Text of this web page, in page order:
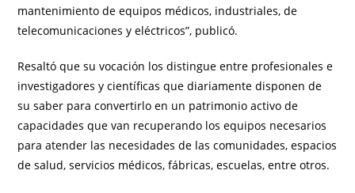
mantenimiento de equipos médicos, industriales, de
telecomunicaciones y eléctricos”, publicó.
Resaltó que su vocación los distingue entre profesionales e
investigadores y científicas que diariamente disponen de
su saber para convertirlo en un patrimonio activo de
capacidades que van recuperando los equipos necesarios
para atender las necesidades de las comunidades, espacios
de salud, servicios médicos, fábricas, escuelas, entre otros.